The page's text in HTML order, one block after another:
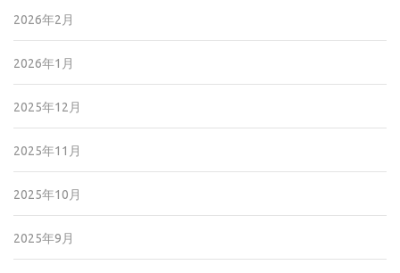
2026年2月
2026年1月
2025年12月
2025年11月
2025年10月
2025年9月